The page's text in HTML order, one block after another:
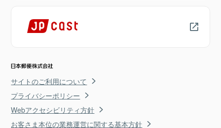
サイトのご利用について
プライバシーポリシー
Webアクセシビリティ方針
お客さま本位の業務運営に関する基本方針